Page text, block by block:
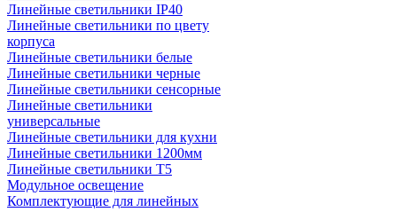
Линейные светильники IP40
Линейные светильники по цвету
корпуса
Линейные светильники белые
Линейные светильники черные
Линейные светильники сенсорные
Линейные светильники
универсальные
Линейные светильники для кухни
Линейные светильники 1200мм
Линейные светильники Т5
Модульное освещение
Комплектующие для линейных